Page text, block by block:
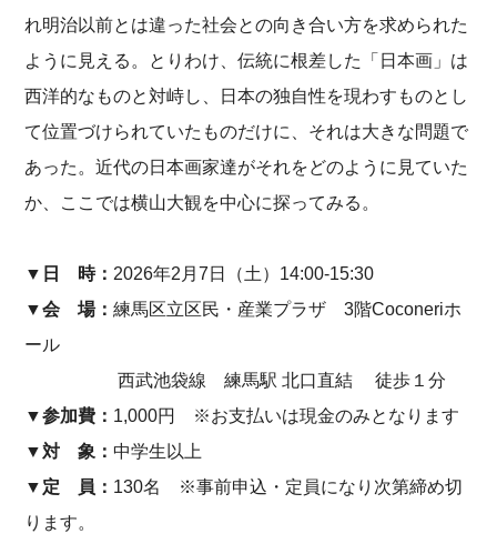
れ明治以前とは違った社会との向き合い方を求められた
ように見える。とりわけ、伝統に根差した「日本画」は
西洋的なものと対峙し、日本の独自性を現わすものとし
て位置づけられていたものだけに、それは大きな問題で
あった。近代の日本画家達がそれをどのように見ていた
か、ここでは横山大観を中心に探ってみる。
▼日 時： 2026年2月7日（土）14:00-15:30
▼会 場：練馬区立区民・産業プラザ 3階Coconeriホ
ール
西武池袋線 練馬駅 北口直結 徒歩１分
▼参加費： 1,000円 ※お支払いは現金のみとなります
▼対 象：中学生以上
▼定 員： 130名 ※事前申込・定員になり次第締め切
ります。